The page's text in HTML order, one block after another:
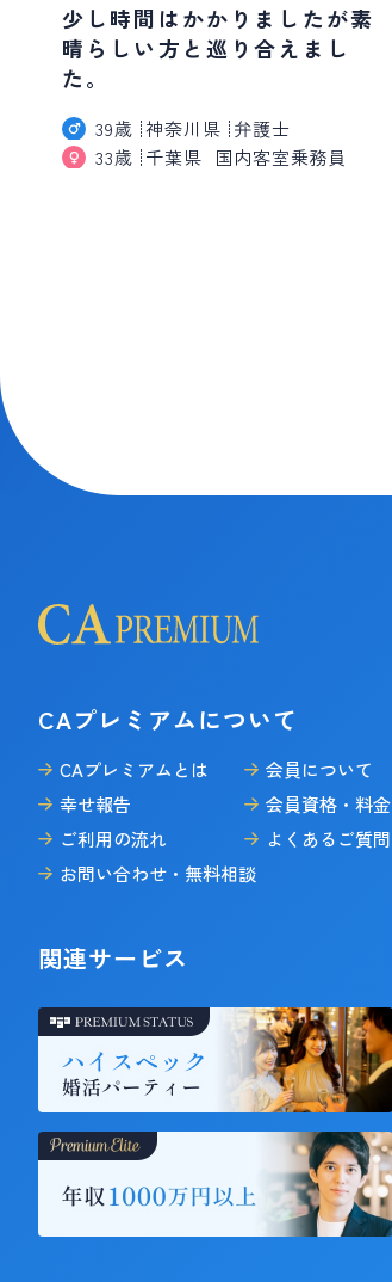
少し時間はかかりましたが素
晴らしい方と巡り合えまし
た。
39歳 神奈川県 弁護士
33歳 千葉県 国内客室乗務員
CAプレミアムについて
CAプレミアムとは
会員について
幸せ報告
会員資格・料金
ご利用の流れ
よくあるご質問
お問い合わせ・無料相談
関連サービス